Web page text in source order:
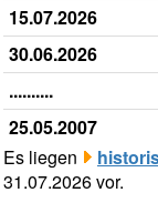
15.07.2026
30.06.2026
..........
25.05.2007
Es liegen
31.07.2026 vor.